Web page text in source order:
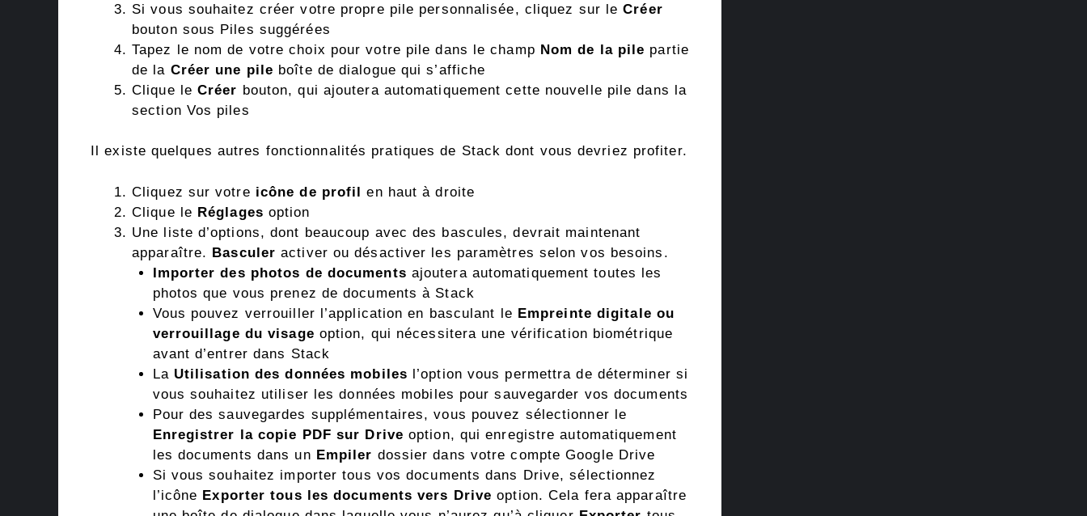
Si vous souhaitez créer votre propre pile personnalisée, cliquez sur leCréer
bouton sous Piles suggérées
Tapez le nom de votre choix pour votre pile dans le champ Nom de la pile partie
de la Créer une pile boîte de dialogue qui s’affiche
Clique le Créer bouton, qui ajoutera automatiquement cette nouvelle pile dans la
section Vos piles
Il existe quelques autres fonctionnalités pratiques de Stack dont vous devriez profiter.
Cliquez sur votre icône de profil en haut à droite
Clique le Réglages option
Une liste d’options, dont beaucoup avec des bascules, devrait maintenant
apparaître. Basculer activer ou désactiver les paramètres selon vos besoins.
Importer des photos de documents ajoutera automatiquement toutes les
photos que vous prenez de documents à Stack
Vous pouvez verrouiller l’application en basculant le Empreinte digitale ou
verrouillage du visage option, qui nécessitera une vérification biométrique
avant d’entrer dans Stack
La Utilisation des données mobiles l’option vous permettra de déterminer si
vous souhaitez utiliser les données mobiles pour sauvegarder vos documents
Pour des sauvegardes supplémentaires, vous pouvez sélectionner le
Enregistrer la copie PDF sur Drive option, qui enregistre automatiquement
les documents dans un Empiler dossier dans votre compte Google Drive
Si vous souhaitez importer tous vos documents dans Drive, sélectionnez
l’icône Exporter tous les documents vers Drive option. Cela fera apparaître